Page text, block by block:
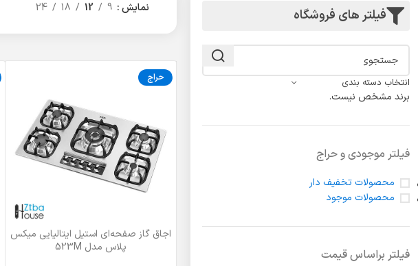
فیلتر های فروشگاه
انتخاب دسته بندی
برند مشخص نیست.
فیلتر موجودی و حراج
محصولات تخفیف دار
محصولات موجود
فیلتر براساس قیمت
نمایش 9
12
18
24
حراج
افزودن به سبد خرید
اجاق گاز صفحه‌ای استیل ایتالیایی میکس
پلاس مدل 523M